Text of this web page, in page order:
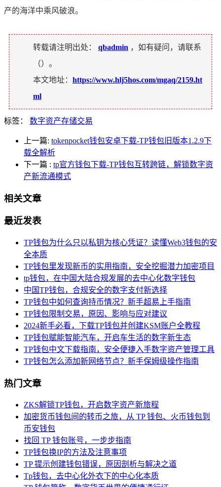
产的海洋中乘风破浪。
转载请注明出处： qbadmin ，如有疑问，请联系
（）。
本文地址： https://www.hlj5hos.com/mgaq/2159.ht
ml
标签： 数字资产存储交易
上一篇: tokenpocket钱包安卓下载-TP钱包旧版本1.2.9下
载全解析
下一篇 : tp官方钱包下载-TP钱包互转跨链，解锁数字资
产新流通模式
相关文章
最近发表
TP钱包为什么只以私钥为核心凭证？读懂Web3钱包的安
全本质
TP钱包里发现新币的实用指南，安全挖掘潜力加密项目
tp钱包，在中国大陆合规发展的去中心化数字钱包
中国TP钱包，合规安全的数字支付新选择
TP钱包中如何查询持币情况？新手超易上手指南
TP钱包限制交易，原因、影响与应对建议
2024新手必看，下载TP钱包并创建KSM账户全教程
TP钱包赋能智能汽车，开启车生活的数字新生态
TP钱包中文下载指南，安全便捷入手数字资产管理工具
TP钱包怎么添加新网络节点？新手保姆级操作指南
热门文章
ZKS解锁TP钱包，开启数字资产新旅程
加密货币钱包间的转币之旅，从 TP 钱包、火币钱包到
币安钱包
找回 TP 钱包账号，一步步指南
TP钱包换IP的方法及注意事项
TP 提示创建钱包错误，原因剖析与解决之道
Tp钱包，去中心化外衣下的中心化本质